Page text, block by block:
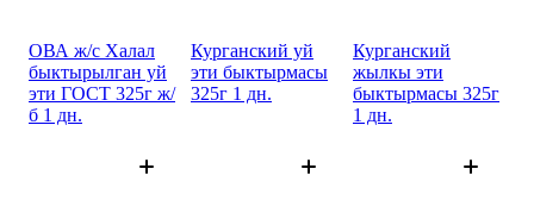
ОВА ж/с Халал
быктырылган уй
эти ГОСТ 325г ж/
б 1 дн.
Курганский уй
эти быктырмасы
325г 1 дн.
Курганский
жылкы эти
быктырмасы 325г
1 дн.